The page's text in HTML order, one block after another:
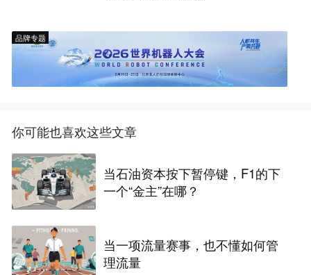
品牌专题
你可能也喜欢这些文章
当石油资本按下暂停键，F1的下
一个“金主”在哪？
当一项流量赛事，也不懂如何管
理流量